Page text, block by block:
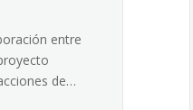
entre
de…